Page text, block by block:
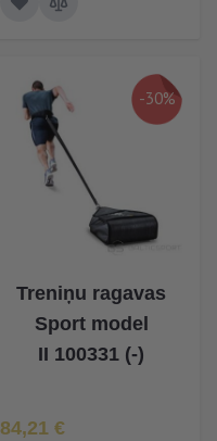
-30%
Treniņu ragavas
Sport model
II 100331 (-)
Īpaša Cena
84,21 €